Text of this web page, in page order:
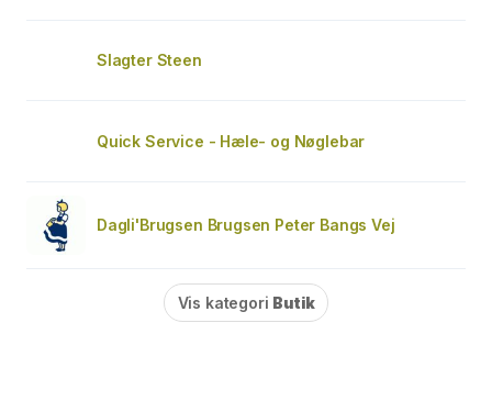
Slagter Steen
Quick Service - Hæle- og Nøglebar
Dagli'Brugsen Brugsen Peter Bangs Vej
Vis kategori Butik